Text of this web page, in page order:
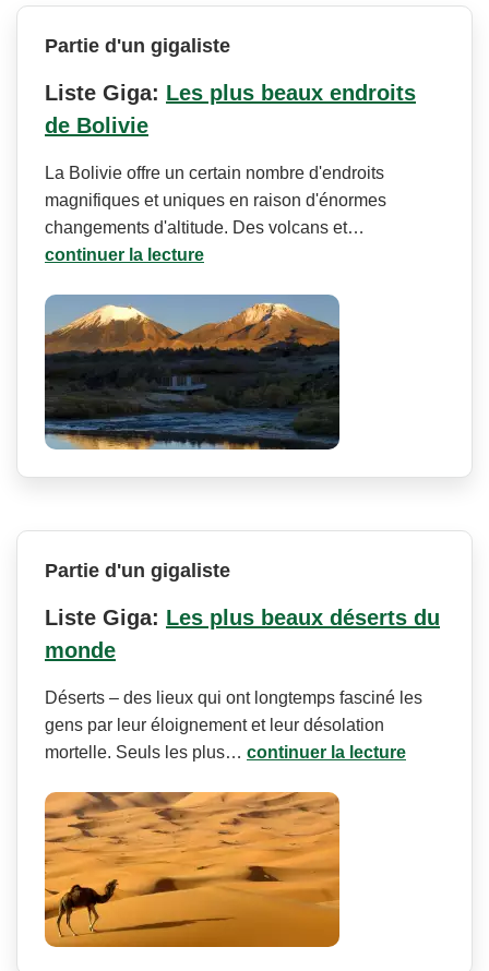
Partie d'un gigaliste
Liste Giga: Les plus beaux endroits
de Bolivie
La Bolivie offre un certain nombre d'endroits
magnifiques et uniques en raison d'énormes
changements d'altitude. Des volcans et…
continuer la lecture
Partie d'un gigaliste
Liste Giga: Les plus beaux déserts du
monde
Déserts – des lieux qui ont longtemps fasciné les
gens par leur éloignement et leur désolation
mortelle. Seuls les plus… continuer la lecture